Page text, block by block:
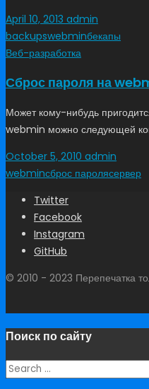
April 10, 2013 admin
backupswebminбекапы
Веб-разработка
Сброс пароля на
Может кому-нибудь
webmin можно следующей
October 5, 2010 admin
webminсброс паролясервер
Twitter
Facebook
Instagram
GitHub
© 2010 - 2023 Перепечатка
Поиск по сайту
Search